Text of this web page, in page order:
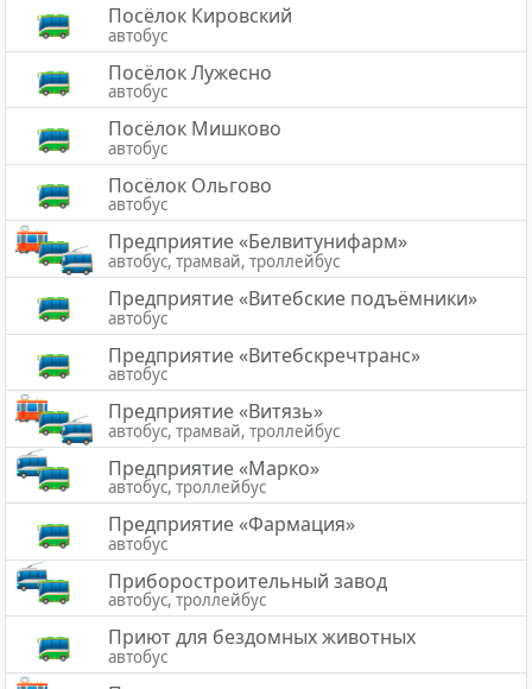
Посёлок Кировский
автобус
Посёлок Лужесно
автобус
Посёлок Мишково
автобус
Посёлок Ольгово
автобус
Предприятие «Белвитунифарм»
автобус, трамвай, троллейбус
Предприятие «Витебские подъёмники»
автобус
Предприятие «Витебскречтранс»
автобус
Предприятие «Витязь»
автобус, трамвай, троллейбус
Предприятие «Марко»
автобус, троллейбус
Предприятие «Фармация»
автобус
Приборостроительный завод
автобус, троллейбус
Приют для бездомных животных
автобус